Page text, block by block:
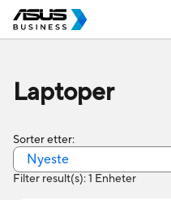
Laptoper
Filter result(s): 1 Enheter
Sorter etter:
Nyeste